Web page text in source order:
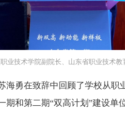
职业技术学院副院长、山东省职业技术
勇在致辞中回顾了学校从职业
期和第二期“双高计划”建设单